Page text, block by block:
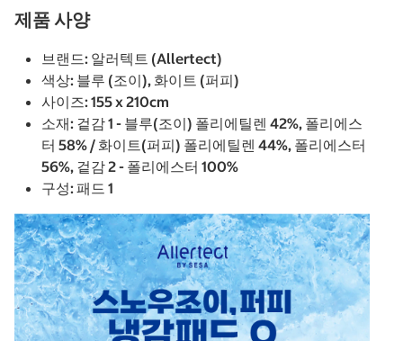
제품 사양
브랜드: 알러텍트 (Allertect)
색상: 블루 (조이), 화이트 (퍼피)
사이즈: 155 x 210cm
소재: 겉감 1 - 블루(조이) 폴리에틸렌 42%, 폴리에스
터 58% / 화이트(퍼피) 폴리에틸렌 44%, 폴리에스터
56%, 겉감 2 - 폴리에스터 100%
구성: 패드 1